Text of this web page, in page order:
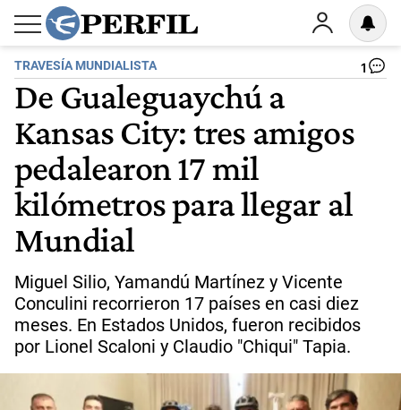
TRAVESÍA MUNDIALISTA 1
De Gualeguaychú a
Kansas City: tres amigos
pedalearon 17 mil
kilómetros para llegar al
Mundial
Miguel Silio, Yamandú Martínez y Vicente
Conculini recorrieron 17 países en casi diez
meses. En Estados Unidos, fueron recibidos
por Lionel Scaloni y Claudio "Chiqui" Tapia.